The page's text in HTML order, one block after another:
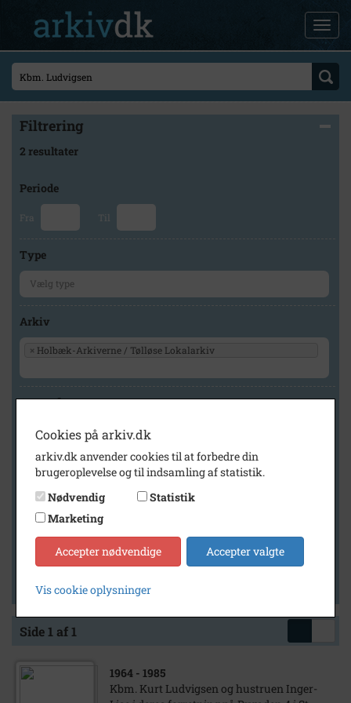
Filtrering
2 resultater
Periode
Fra Til
Type
Arkiv
× Holbæk-Arkiverne / Tølløse Lokalarkiv
Geografi
Generelt
Vis kun med billeder
Vis kun med filmklip
Vis kun med lydklip
Vis kun med kilder
Vis kun med geo-tag
Side 1 af 1
1964 - 1985
Kbm. Kurt Ludvigsen og hustruen Inger-
Cookies på arkiv.dk
arkiv.dk anvender cookies til at forbedre din
brugeroplevelse og til indsamling af statistik.
Nødvendig
Statistik
Marketing
Accepter nødvendige Accepter valgte
Vis cookie oplysninger